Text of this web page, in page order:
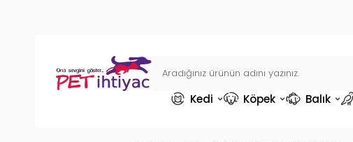
Kedi Köpek Balık